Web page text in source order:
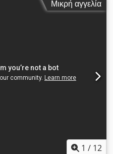
16 έως 500 mm/
1 / 1,5 kW
Heidenhain
Μικρή αγγελία
1 / 12